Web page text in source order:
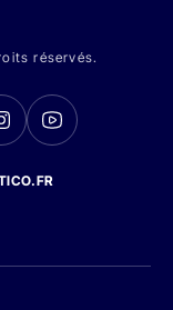
réservés.